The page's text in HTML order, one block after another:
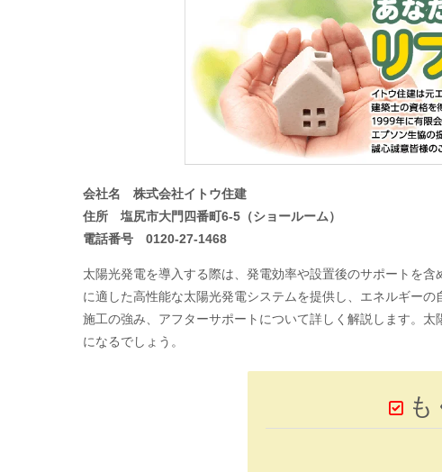
会社名 株式会社イトウ住建
住所 塩尻市大門四番町6-5（ショールーム）
電話番号 0120-27-1468
太陽光発電を導入する際は、発電効率や設置後のサポートを
に適した高性能な太陽光発電システムを提供し、エネルギー
施工の強み、アフターサポートについて詳しく解説します。
になるでしょう。
も